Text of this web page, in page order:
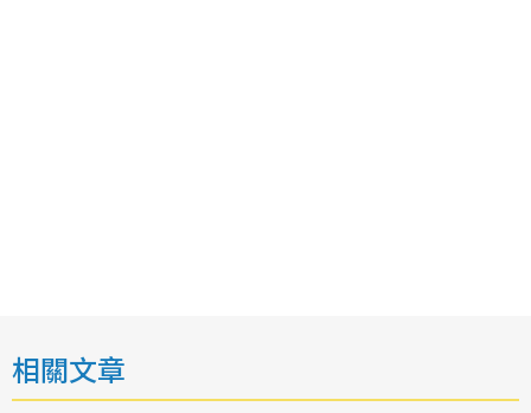
相關文章